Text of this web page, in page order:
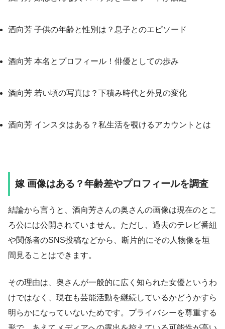
酒向芳 子供の年齢と性別は？息子とのエピソード
酒向芳 本名とプロフィール！俳優としての歩み
酒向芳 若い頃の写真は？下積み時代と外見の変化
酒向芳 インスタはある？私生活を覗けるアカウントとは
嫁 画像はある？年齢差やプロフィールを調査
結論から言うと、酒向芳さんの奥さんの画像は現在のとこ
ろ公には公開されていません。ただし、過去のテレビ番組
や関係者のSNS投稿などから、断片的にその人物像を垣
間見ることはできます。
その理由は、奥さんが一般的に広く知られた女優というわ
けではなく、現在も芸能活動を継続しているかどうかすら
明らかになっていないためです。プライバシーを尊重する